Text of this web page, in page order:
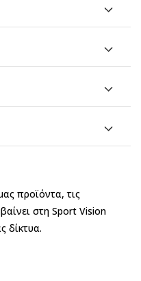
προϊόντα, τις
στη Sport Vision
δίκτυα.